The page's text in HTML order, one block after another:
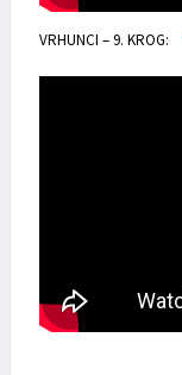
VRHUNCI – 9. KROG: